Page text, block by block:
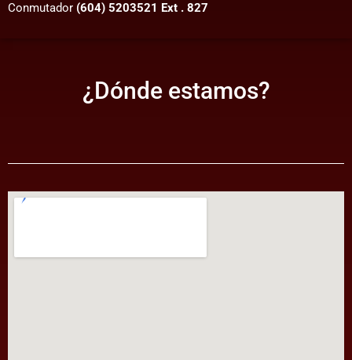
Conmutador (604) 5203521 Ext . 827
¿Dónde estamos?